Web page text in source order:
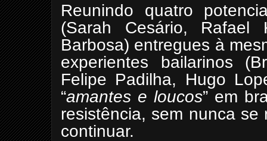
Reunindo quatro
(Sarah Cesário,
Barbosa) entregues à
experientes bailarinos
Felipe Padilha, Hugo
“amantes e loucos” em
resistência, sem nunca
continuar.